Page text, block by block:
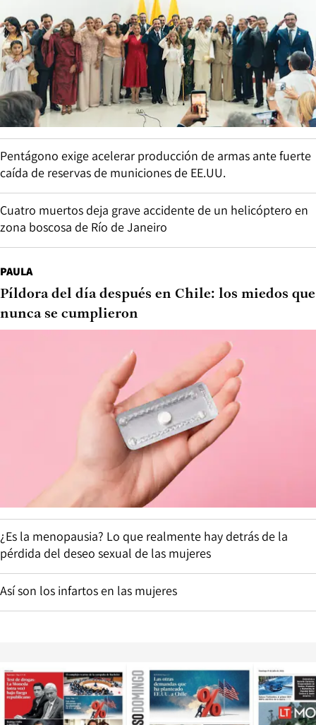
Pentágono exige acelerar producción de armas ante fuerte
caída de reservas de municiones de EE.UU.
Cuatro muertos deja grave accidente de un helicóptero en
zona boscosa de Río de Janeiro
PAULA
Píldora del día después en Chile: los miedos que
nunca se cumplieron
¿Es la menopausia? Lo que realmente hay detrás de la
pérdida del deseo sexual de las mujeres
Así son los infartos en las mujeres
Opens in new window Opens in